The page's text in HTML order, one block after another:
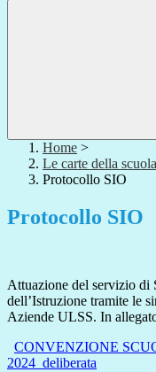
Home >
Le carte della scuola
Protocollo SIO
Protocollo SIO
Attuazione del servizio di
dell’Istruzione tramite le
Aziende ULSS. In
CONVENZIONE
2024_deliberata